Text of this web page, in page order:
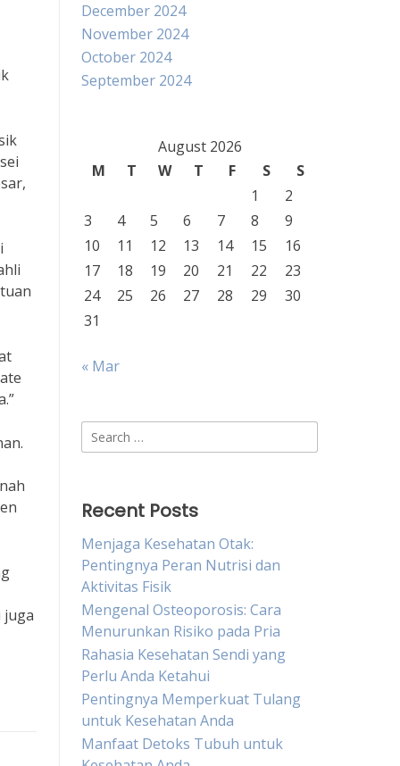
juga
December 2024
November 2024
October 2024
September 2024
August 2026
M
T W T F S
S
1
2
3
4 5 6 7 8
9
10
11 12 13 14 15
16
17
18 19 20 21 22
23
24
25 26 27 28 29
30
31
« Mar
Search
for:
Recent Posts
Menjaga Kesehatan Otak:
Pentingnya Peran Nutrisi dan
Aktivitas Fisik
Mengenal Osteoporosis: Cara
Menurunkan Risiko pada Pria
Rahasia Kesehatan Sendi yang
Perlu Anda Ketahui
Pentingnya Memperkuat Tulang
untuk Kesehatan Anda
Manfaat Detoks Tubuh untuk